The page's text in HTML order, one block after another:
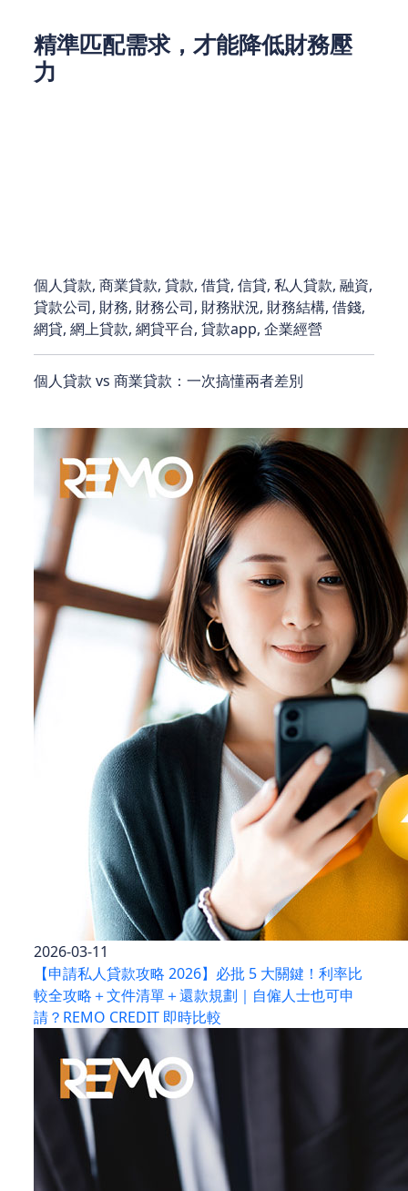
精準匹配需求，才能降低財務壓
力
個人貸款, 商業貸款, 貸款, 借貸, 信貸, 私人貸款, 融資,
貸款公司, 財務, 財務公司, 財務狀況, 財務結構, 借錢,
網貸, 網上貸款, 網貸平台, 貸款app, 企業經營
個人貸款 vs 商業貸款：一次搞懂兩者差別
2026-03-11
【申請私人貸款攻略 2026】必批 5 大關鍵！利率比
較全攻略＋文件清單＋還款規劃｜自僱人士也可申
請？REMO CREDIT 即時比較